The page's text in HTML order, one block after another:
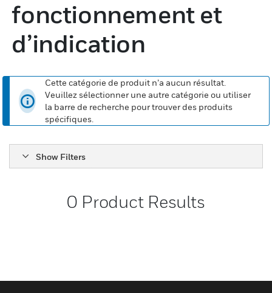
fonctionnement et
d’indication
Cette catégorie de produit n’a aucun résultat.
Veuillez sélectionner une autre catégorie ou utiliser
la barre de recherche pour trouver des produits
spécifiques.
Show Filters
0 Product Results